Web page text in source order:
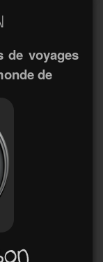
de voyages
de